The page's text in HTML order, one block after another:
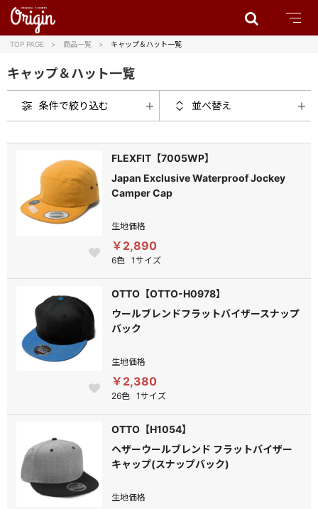
TOP PAGE 商品一覧 キャップ＆ハット一覧
キャップ＆ハット一覧
条件で絞り込む 並べ替え
FLEXFIT【7005WP】
Japan Exclusive Waterproof Jockey
Camper Cap
生地価格
￥2,890
6色 1サイズ
OTTO【OTTO-H0978】
ウールブレンドフラットバイザースナップ
バック
生地価格
￥2,380
26色 1サイズ
OTTO【H1054】
ヘザーウールブレンド フラットバイザー
キャップ(スナップバック)
生地価格